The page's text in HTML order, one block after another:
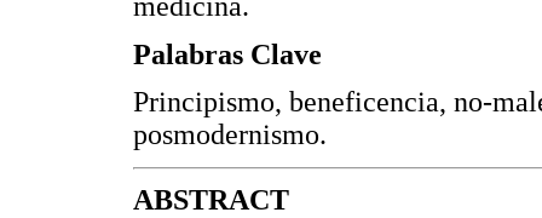
Palabras Clave
Principismo, beneficencia, no-
posmodernismo.
ABSTRACT